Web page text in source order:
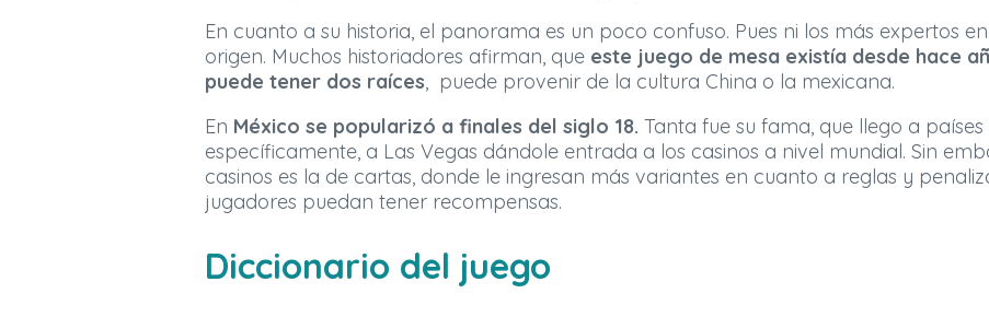
En cuanto a su historia, el panorama es un poco confuso. Pues ni los más expertos
origen. Muchos historiadores afirman, que este juego de mesa existía desde hace
puede tener dos raíces, puede provenir de la cultura China o la mexicana.
En México se popularizó a finales del siglo 18. Tanta fue su fama, que llego a
específicamente, a Las Vegas dándole entrada a los casinos a nivel mundial. Sin
casinos es la de cartas, donde le ingresan más variantes en cuanto a reglas y
jugadores puedan tener recompensas.
Diccionario del juego